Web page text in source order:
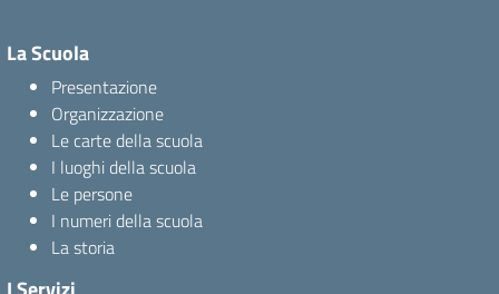
La Scuola
Presentazione
Organizzazione
Le carte della scuola
I luoghi della scuola
Le persone
I numeri della scuola
La storia